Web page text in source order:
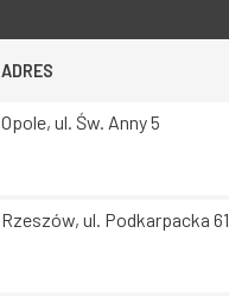
ADRES
Opole, ul. Św. Anny 5
Rzeszów, ul. Podkarpacka 61